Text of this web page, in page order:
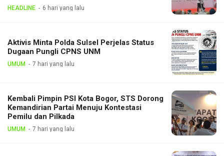
HEADLINE 6 hari yang lalu
Aktivis Minta Polda Sulsel Perjelas Status
Dugaan Pungli CPNS UNM
UMUM 7 hari yang lalu
Kembali Pimpin PSI Kota Bogor, STS Dorong
Kemandirian Partai Menuju Kontestasi
Pemilu dan Pilkada
UMUM 7 hari yang lalu